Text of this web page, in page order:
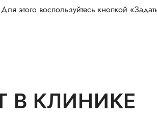
этого воспользуйтесь кнопкой
В КЛИНИКЕ